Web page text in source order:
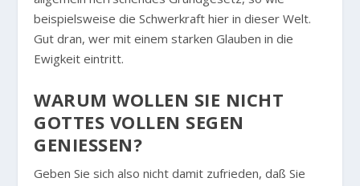
beispielsweise die Schwerkraft hier in dieser Welt.
Gut dran, wer mit einem starken Glauben in die
Ewigkeit eintritt.
WARUM WOLLEN SIE NICHT
GOTTES VOLLEN SEGEN
GENIESSEN?
Geben Sie sich also nicht damit zufrieden, daß Sie